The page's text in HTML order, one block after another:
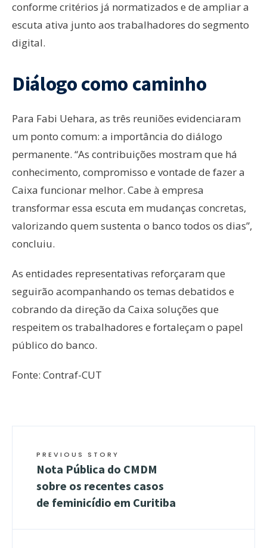
conforme critérios já normatizados e de ampliar a
escuta ativa junto aos trabalhadores do segmento
digital.
Diálogo como caminho
Para Fabi Uehara, as três reuniões evidenciaram
um ponto comum: a importância do diálogo
permanente. “As contribuições mostram que há
conhecimento, compromisso e vontade de fazer a
Caixa funcionar melhor. Cabe à empresa
transformar essa escuta em mudanças concretas,
valorizando quem sustenta o banco todos os dias”,
concluiu.
As entidades representativas reforçaram que
seguirão acompanhando os temas debatidos e
cobrando da direção da Caixa soluções que
respeitem os trabalhadores e fortaleçam o papel
público do banco.
Fonte: Contraf-CUT
PREVIOUS STORY
Nota Pública do CMDM
sobre os recentes casos
de feminicídio em Curitiba